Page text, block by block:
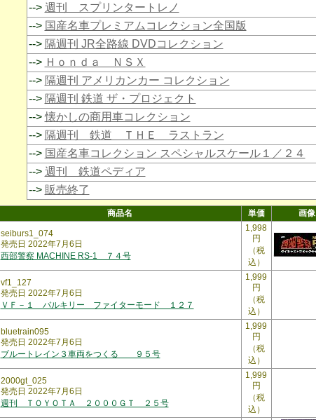
--> 週刊 スプリンタートレノ
--> 国産名車プレミアムコレクション全国版
--> 隔週刊 JR全路線 DVDコレクション
--> Ｈｏｎｄａ ＮＳＸ
--> 隔週刊 アメリカンカー コレクション
--> 隔週刊 鉄道 ザ・プロジェクト
-->懐かしの商用車コレクション
--> 隔週刊 鉄道 ＴＨＥ ラストラン
--> 国産名車コレクション スペシャルスケール１／２４
--> 週刊 鉄道ペディア
--> 販売終了
商品名 単価 画像
seiburs1_074
発売日 2022年7月6日
西部警察 MACHINE RS-1 ７４号
1,998
円
（税
込）
vf1_127
発売日 2022年7月6日
ＶＦ－１ バルキリー ファイターモード １２７
1,999
円
（税
込）
bluetrain095
発売日 2022年7月6日
ブルートレイン３車両をつくる ９５号
1,999
円
（税
込）
2000gt_025
発売日 2022年7月6日
週刊 ＴＯＹＯＴＡ ２０００ＧＴ ２５号
1,999
円
（税
込）